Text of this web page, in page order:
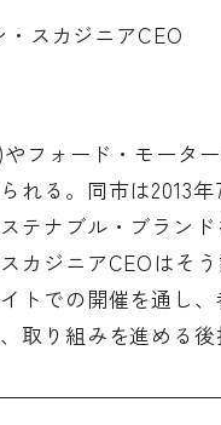
スカジニアCEO
フォード・モータ
る。同市は2013年
テナブル・ブラン
ジニアCEOはそ
トでの開催を通し
取り組みを進める後